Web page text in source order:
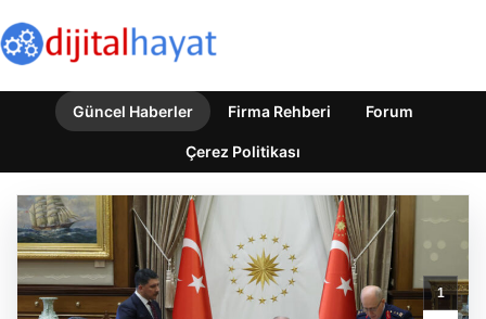
Güncel Haberler Firma Rehberi Forum
Çerez Politikası
1